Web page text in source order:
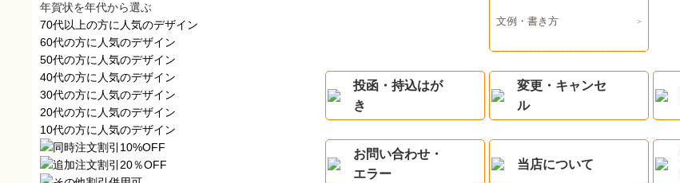
年賀状を年代から選ぶ
70代以上の方に人気のデザイン
60代の方に人気のデザイン
50代の方に人気のデザイン
40代の方に人気のデザイン
30代の方に人気のデザイン
20代の方に人気のデザイン
10代の方に人気のデザイン
文例・書き方
投函・持込はが
き
変更・キャンセ
ル
お問い合わせ・
エラー
当店について